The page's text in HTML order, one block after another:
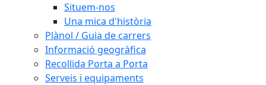
Situem-nos
Una mica d'història
Plànol / Guia de carrers
Informació geogràfica
Recollida Porta a Porta
Serveis i equipaments